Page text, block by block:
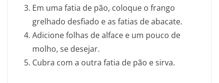
Em uma fatia de pão, coloque o frango
grelhado desfiado e as fatias de abacate.
Adicione folhas de alface e um pouco de
molho, se desejar.
Cubra com a outra fatia de pão e sirva.